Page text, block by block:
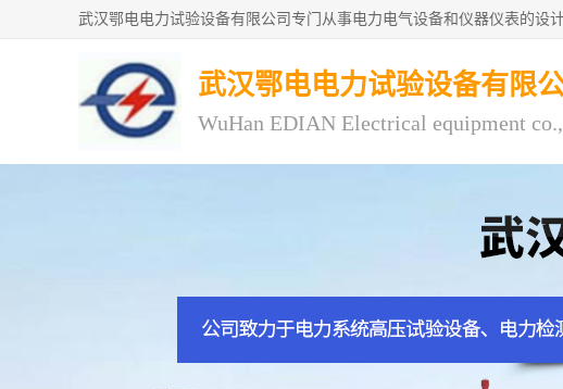
武汉鄂电电力试验设备有限
WuHan EDIAN Electrical equipment